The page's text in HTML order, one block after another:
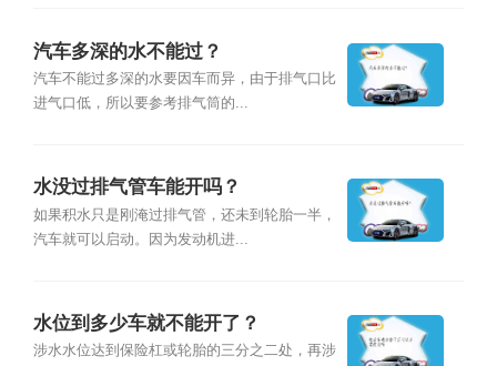
汽车多深的水不能过？
汽车不能过多深的水要因车而异，由于排气口比
进气口低，所以要参考排气筒的...
水没过排气管车能开吗？
如果积水只是刚淹过排气管，还未到轮胎一半，
汽车就可以启动。因为发动机进...
水位到多少车就不能开了？
涉水水位达到保险杠或轮胎的三分之二处，再涉